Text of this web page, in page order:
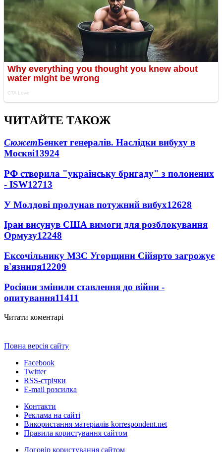
ЧИТАЙТЕ ТАКОЖ
СюжетБенкет генералів. Наслідки вибуху в
Москві13924
РФ створила "українську бригаду" з полонених
- ISW12713
У Молдові пролунав потужний вибух12628
Іран висунув США вимоги для розблокування
Ормузу12248
Ексочільнику МЗС Угорщини Сійярто загрожує
в'язниця12209
Росіяни змінили ставлення до війни -
опитування11411
Читати коментарі
Повна версія сайту
Facebook
Twitter
RSS-стрічки
E-mail розсилка
Контакти
Реклама на сайті
Використання матеріалів korrespondent.net
Правила користування сайтом
Договір користування сайтом